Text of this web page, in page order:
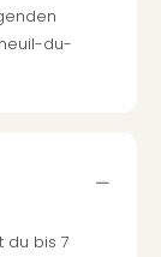
du-
du bis 7